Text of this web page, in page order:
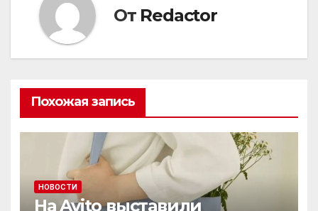
От Redactor
Похожая запись
НОВОСТИ
На Avito выставили